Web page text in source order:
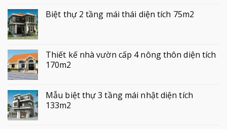
Biệt thự 2 tầng mái thái diện tích 75m2
Thiết kế nhà vườn cấp 4 nông thôn diện tích
170m2
Mẫu biệt thự 3 tầng mái nhật diện tích
133m2